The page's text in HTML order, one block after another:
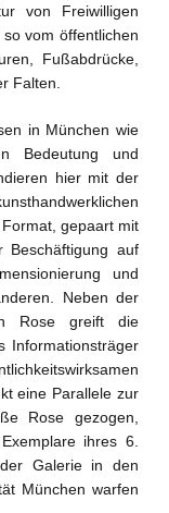
von Freiwilligen
vom öffentlichen
Fußabdrücke,
Falten.
in München wie
Bedeutung und
hier mit der
gepaart mit
Beschäftigung auf
und
Neben der
Rose greift die
Informationsträger
eine Parallele zur
Rose gezogen,
ihres 6.
Galerie in den
München warfen